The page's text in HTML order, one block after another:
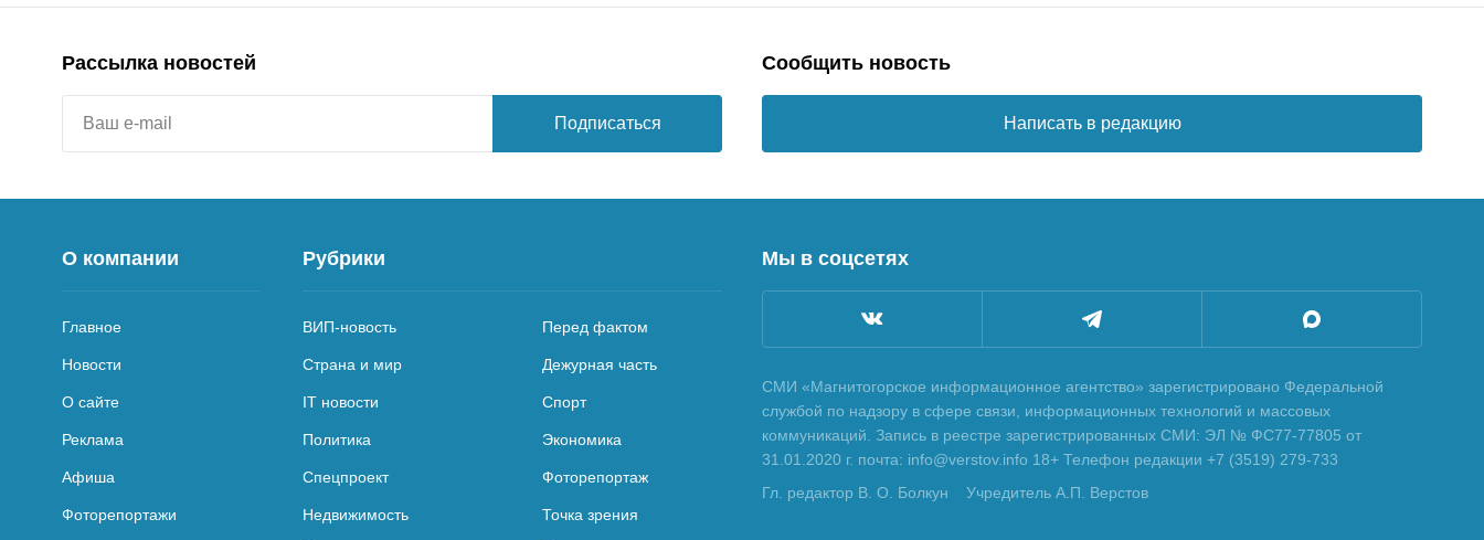
Рассылка новостей
Подписаться
Сообщить новость
Написать в редакцию
О компании
Главное
Новости
О сайте
Реклама
Афиша
Фоторепортажи
Рубрики
ВИП-новость Перед фактом
Страна и мир Дежурная часть
IT новости Спорт
Политика Экономика
Спецпроект Фоторепортаж
Недвижимость Точка зрения
Мы в соцсетях
СМИ «Магнитогорское информационное агентство» зарегистрировано Федеральной
службой по надзору в сфере связи, информационных технологий и массовых
коммуникаций. Запись в реестре зарегистрированных СМИ: ЭЛ № ФС77-77805 от
31.01.2020 г. почта: info@verstov.info 18+ Телефон редакции +7 (3519) 279-733
Гл. редактор В. О. Болкун
Учредитель А.П. Верстов